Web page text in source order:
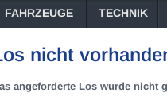
FAHRZEUGE TECHNIK
nicht
angeforderte Los wurde nicht